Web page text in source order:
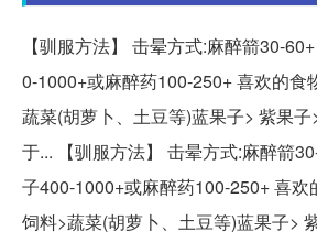
【驯服方法】 击晕方式:麻醉箭30-
0-1000+或麻醉药100-250+ 喜欢的食
蔬菜(胡萝卜、土豆等)蓝果子> 紫果
于... 【驯服方法】 击晕方式:麻醉箭
子400-1000+或麻醉药100-250+ 喜欢
饲料>蔬菜(胡萝卜、土豆等)蓝果子>